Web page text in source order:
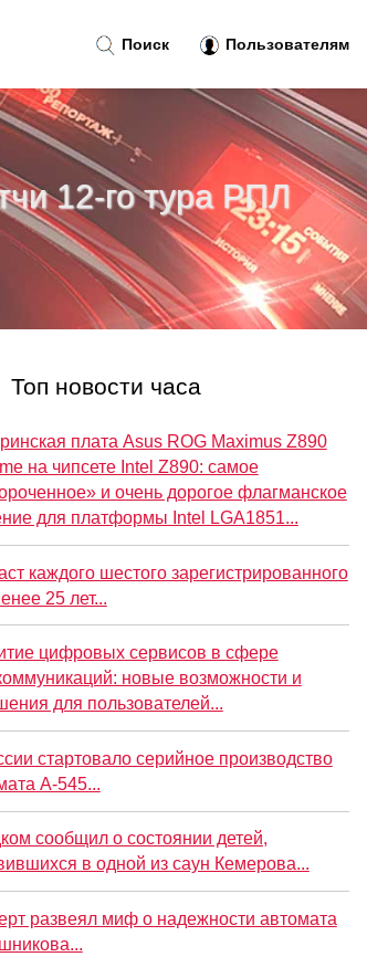
12-го тура РПЛ
Топ новости часа
плата Asus ROG Maximus Z890
на чипсете Intel Z890: самое
и очень дорогое флагманское
для платформы Intel LGA1851...
каждого шестого зарегистрированного
25 лет...
цифровых сервисов в сфере
новые возможности и
для пользователей...
стартовало серийное производство
А-545...
сообщил о состоянии детей,
в одной из саун Кемерова...
развеял миф о надежности автомата
Поиск Пользователям